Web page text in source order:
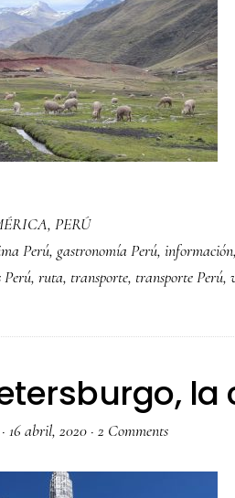
, PERÚ
Perú, gastronomía Perú, información,
Perú, ruta, transporte, transporte Perú,
· 16 abril, 2020 · 2 Comments